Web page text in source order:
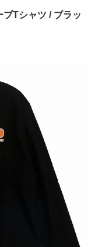
Tシャツ / ブラッ